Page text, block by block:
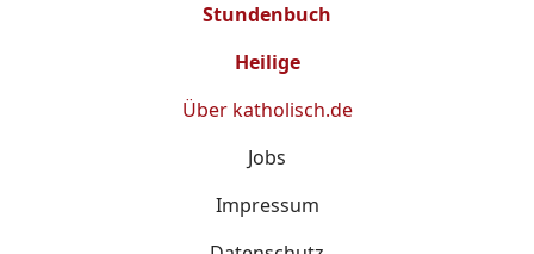
Stundenbuch
Heilige
Über katholisch.de
Jobs
Impressum